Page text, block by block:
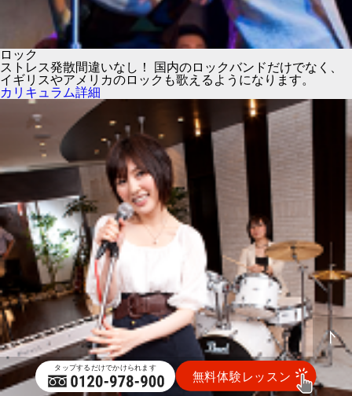
ロック
ストレス発散間違いなし！ 国内のロックバンドだけでなく、
イギリスやアメリカのロックも歌えるようになります。
カリキュラム詳細